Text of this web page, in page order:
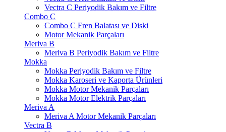
Vectra C Periyodik Bakım ve Filtre
Combo C
Combo C Fren Balatası ve Diski
Motor Mekanik Parçaları
Meriva B
Meriva B Periyodik Bakım ve Filtre
Mokka
Mokka Periyodik Bakım ve Filtre
Mokka Karoseri ve Kaporta Ürünleri
Mokka Motor Mekanik Parçaları
Mokka Motor Elektrik Parçaları
Meriva A
Meriva A Motor Mekanik Parçaları
Vectra B